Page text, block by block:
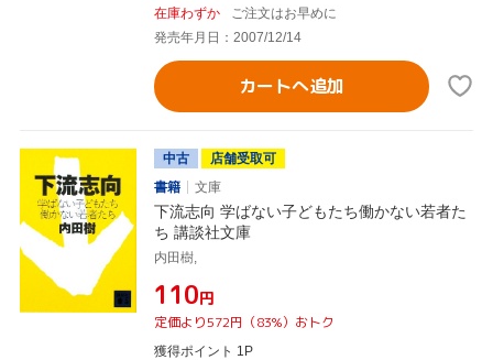
在庫わずか
ご注文はお早めに
発売年月日：2007/12/14
カートへ追加
中古
店舗受取可
書籍
文庫
下流志向 学ばない子どもたち働かない若者た
ち 講談社文庫
内田樹,
¥110円
定価より572円（83%）おトク
獲得ポイント 1P